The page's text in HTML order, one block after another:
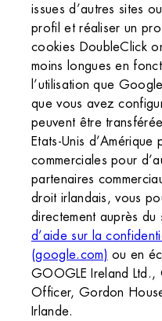
issues d’autres sites
profil et réaliser un
cookies DoubleClick
moins longues en
l’utilisation que
que vous avez
peuvent être
Etats-Unis
commerciales pour
partenaires
droit irlandais, vous
directement auprès
d’aide sur la
(google.com) ou en
GOOGLE Ireland
Officer, Gordon
Irlande.